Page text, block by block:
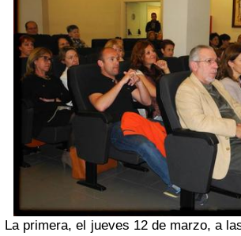
La primera, el jueves 12 de marzo, a